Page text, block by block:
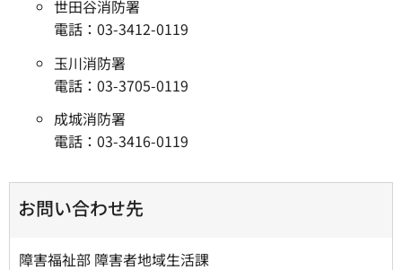
世田谷消防署
電話：03-3412-0119
玉川消防署
電話：03-3705-0119
成城消防署
電話：03-3416-0119
お問い合わせ先
障害福祉部 障害者地域生活課